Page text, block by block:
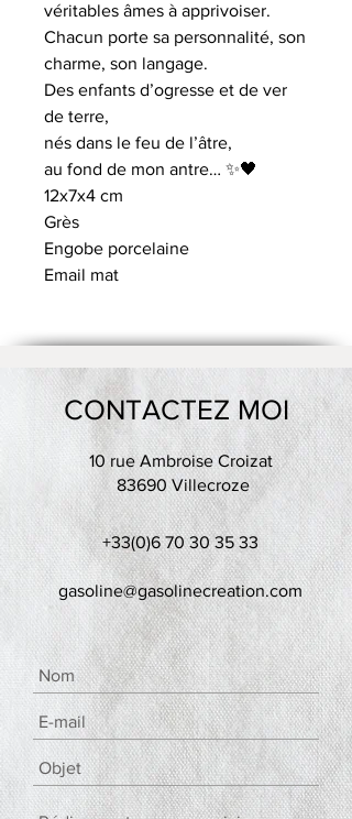
véritables âmes à apprivoiser.
Chacun porte sa personnalité, son
charme, son langage.
Des enfants d’ogresse et de ver
de terre,
nés dans le feu de l’âtre,
au fond de mon antre… ✨🖤
12x7x4 cm
Grès
Engobe porcelaine
Email mat
CONTACTEZ MOI
10 rue Ambroise Croizat
83690 Villecroze
+33(0)6 70 30 35 33
gasoline@gasolinecreation.com